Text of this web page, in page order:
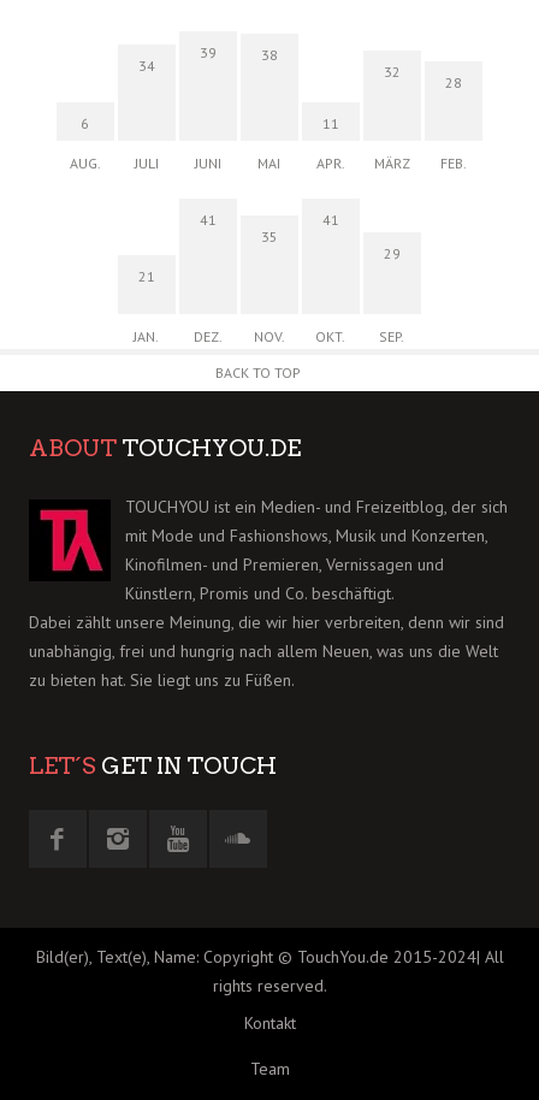
6
AUG.
34
JULI
39
JUNI
38
MAI
11
APR.
32
MÄRZ
28
FEB.
21
JAN.
41
DEZ.
35
NOV.
41
OKT.
29
SEP.
BACK TO TOP
ABOUT TOUCHYOU.DE
TOUCHYOU ist ein Medien- und Freizeitblog, der sich
mit Mode und Fashionshows, Musik und Konzerten,
Kinofilmen- und Premieren, Vernissagen und
Künstlern, Promis und Co. beschäftigt.
Dabei zählt unsere Meinung, die wir hier verbreiten, denn wir sind
unabhängig, frei und hungrig nach allem Neuen, was uns die Welt
zu bieten hat. Sie liegt uns zu Füßen.
LET´S GET IN TOUCH
Bild(er), Text(e), Name: Copyright © TouchYou.de 2015-2024| All
rights reserved.
Kontakt
Team